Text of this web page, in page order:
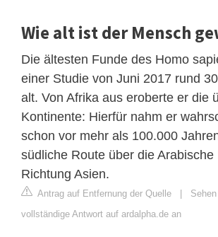
Wie alt ist der Mensch
Die ältesten Funde des Homo
einer Studie von Juni 2017 rund
alt. Von Afrika aus eroberte er die
Kontinente: Hierfür nahm er
schon vor mehr als 100.000
südliche Route über die Arabische
Richtung Asien.
Antrag auf Entfernung der Quelle |
vollständige Antwort auf ardalpha.de an